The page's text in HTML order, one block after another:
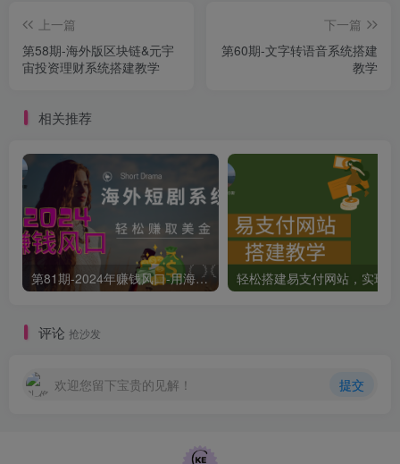
上一篇
第58期-海外版区块链&元宇
宙投资理财系统搭建教学
下一篇
第60期-文字转语音系统搭建
教学
相关推荐
第81期-2024年赚钱风口-用海外短剧系统轻松赚取美金
评论 抢沙发
欢迎您留下宝贵的见解！ 提交